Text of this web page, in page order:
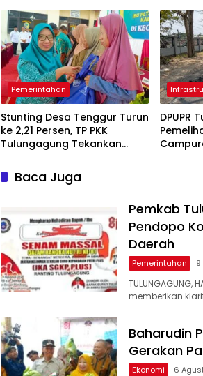
Daerah
Pemerintahan
Stunting Desa Tenggur Turun
ke 2,21 Persen, TP PKK
Tulungagung Tekankan
Berkelanjutan
DPUPR
Baca Juga
Pemkab
Pendopo
Daerah
Pemerintahan
memberikan
Baharudin
Gerakan
Ekonomi 6